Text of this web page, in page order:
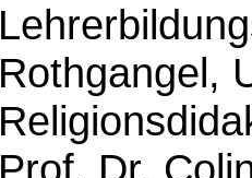
Rothgangel,